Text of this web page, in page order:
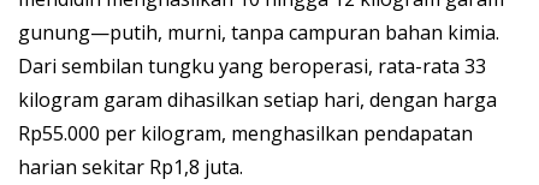
gunung—putih, murni, tanpa campuran bahan kimia.
Dari sembilan tungku yang beroperasi, rata-rata 33
kilogram garam dihasilkan setiap hari, dengan harga
Rp55.000 per kilogram, menghasilkan pendapatan
harian sekitar Rp1,8 juta.